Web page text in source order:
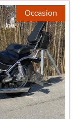
Occasion